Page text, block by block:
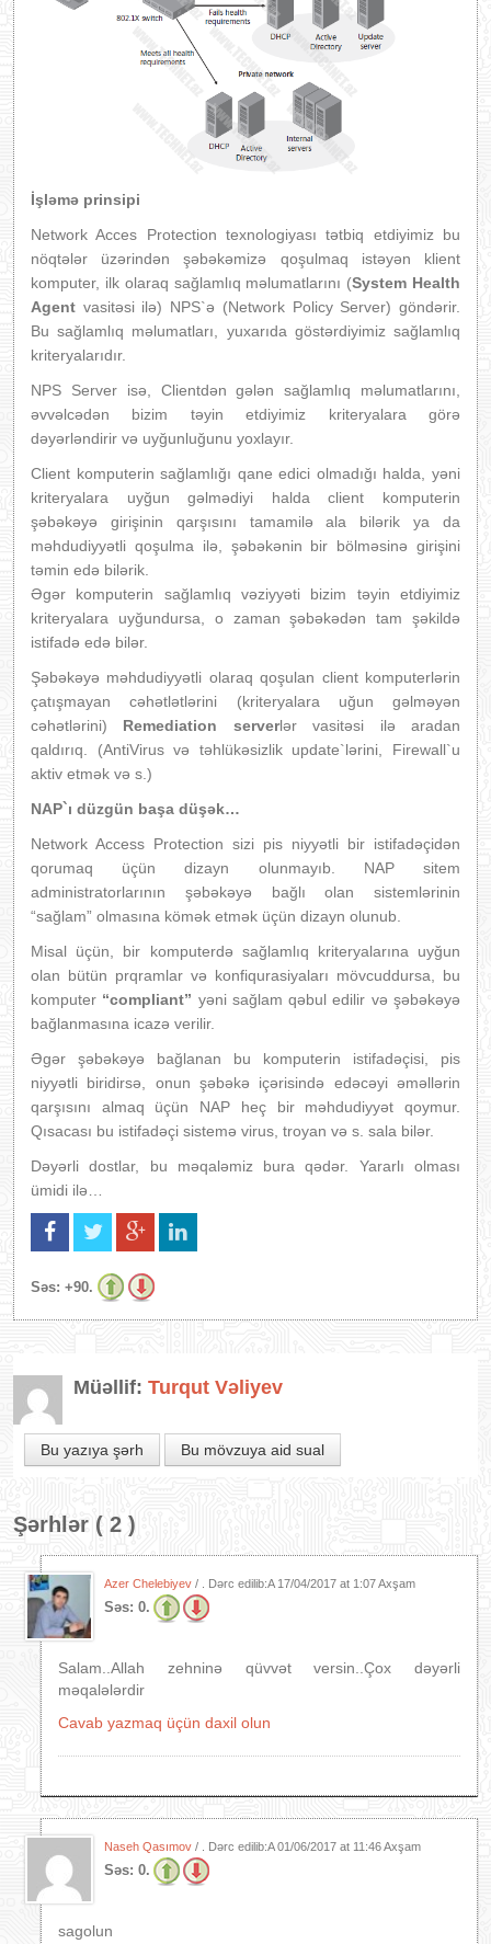
İşləmə prinsipi
Network Acces Protection texnologiyası tətbiq etdiyimiz bu
nöqtələr üzərindən şəbəkəmizə qoşulmaq istəyən klient
komputer, ilk olaraq sağlamlıq məlumatlarını (System Health
Agent vasitəsi ilə) NPS`ə (Network Policy Server) göndərir.
Bu sağlamlıq məlumatları, yuxarıda göstərdiyimiz sağlamlıq
kriteryalarıdır.
NPS Server isə, Clientdən gələn sağlamlıq məlumatlarını,
əvvəlcədən bizim təyin etdiyimiz kriteryalara görə
dəyərləndirir və uyğunluğunu yoxlayır.
Client komputerin sağlamlığı qane edici olmadığı halda, yəni
kriteryalara uyğun gəlmədiyi halda client komputerin
şəbəkəyə girişinin qarşısını tamamilə ala bilərik ya da
məhdudiyyətli qoşulma ilə, şəbəkənin bir bölməsinə girişini
təmin edə bilərik.
Əgər komputerin sağlamlıq vəziyyəti bizim təyin etdiyimiz
kriteryalara uyğundursa, o zaman şəbəkədən tam şəkildə
istifadə edə bilər.
Şəbəkəyə məhdudiyyətli olaraq qoşulan client komputerlərin
çatışmayan cəhətlətlərini (kriteryalara uğun gəlməyən
cəhətlərini) Remediation serverlər vasitəsi ilə aradan
qaldırıq. (AntiVirus və təhlükəsizlik update`lərini, Firewall`u
aktiv etmək və s.)
NAP`ı düzgün başa düşək…
Network Access Protection sizi pis niyyətli bir istifadəçidən
qorumaq üçün dizayn olunmayıb. NAP sitem
administratorlarının şəbəkəyə bağlı olan sistemlərinin
“sağlam” olmasına kömək etmək üçün dizayn olunub.
Misal üçün, bir komputerdə sağlamlıq kriteryalarına uyğun
olan bütün prqramlar və konfiqurasiyaları mövcuddursa, bu
komputer “compliant” yəni sağlam qəbul edilir və şəbəkəyə
bağlanmasına icazə verilir.
Əgər şəbəkəyə bağlanan bu komputerin istifadəçisi, pis
niyyətli biridirsə, onun şəbəkə içərisində edəcəyi əməllərin
qarşısını almaq üçün NAP heç bir məhdudiyyət qoymur.
Qısacası bu istifadəçi sistemə virus, troyan və s. sala bilər.
Dəyərli dostlar, bu məqaləmiz bura qədər. Yararlı olması
ümidi ilə…
Səs: +90.
Müəllif: Turqut Vəliyev
Bu yazıya şərh Bu mövzuya aid sual
Şərhlər ( 2 )
Azer Chelebiyev / . Dərc edilib:A 17/04/2017 at 1:07 Axşam
Səs: 0.
Salam..Allah zehninə qüvvət versin..Çox dəyərli
məqalələrdir
Cavab yazmaq üçün daxil olun
Naseh Qasımov / . Dərc edilib:A01/06/2017 at 11:46 Axşam
Səs: 0.
sagolun